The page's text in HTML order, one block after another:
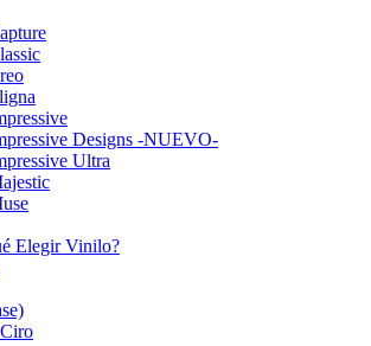
Designs -NUEVO-
Ultra
Elegir Vinilo?